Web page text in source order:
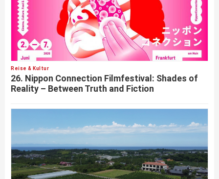
Reise & Kultur
26. Nippon Connection Filmfestival: Shades of
Reality – Between Truth and Fiction